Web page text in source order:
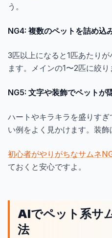
う。
NG4: 複数のペットを詰め込
3匹以上になると1匹あたり
ます。メインの1〜2匹に絞り
NG5: 文字や装飾でペットが
ハートやキラキラを盛りす
い例をよく見かけます。装飾
初心者がやりがちなサムネ
ておくと安心ですよ。
AIでペット系サ
法